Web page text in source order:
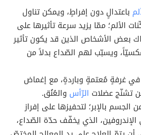
باعتدالٍ دون إفراطٍ، ويمكن تناول
الألم؛ ممّا يزيد سرعة تأثيرها على
بعض الأشخاص الذين قد يكون تأثير
ويسبّب لهم الصّداع بدلاً من
في غرفةٍ مُعتمةٍ وباردةٍ، مع إغماض
تشنّج عضلات الرّأس والعُنُق.
الجسم بالإبر؛ لتحفيزها على إفراز
الذي يخفّف حدّة الصّداع،